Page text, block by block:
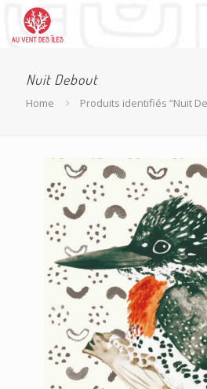
Nuit Debout
Home Produits identifiés “Nuit